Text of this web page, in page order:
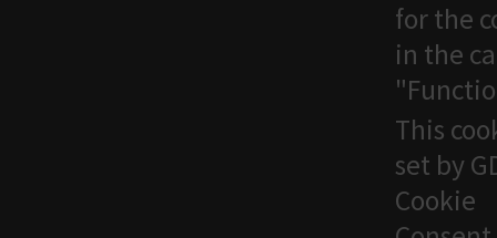
for the
in the
This
set by
Cookie